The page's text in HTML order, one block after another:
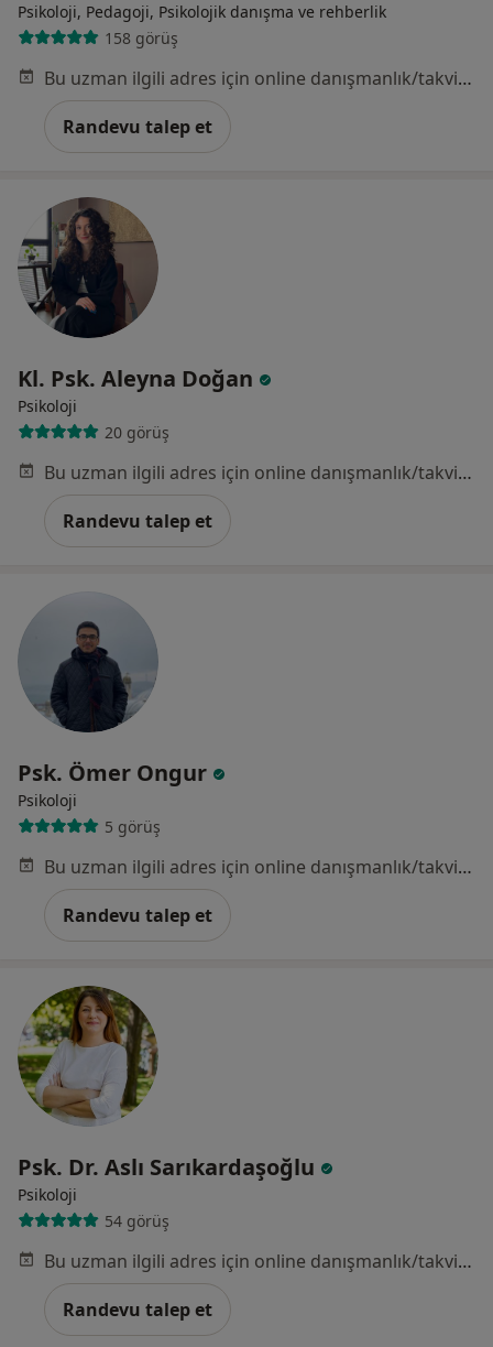
Psikoloji, Pedagoji, Psikolojik danışma ve rehberlik
158 görüş
Bu uzman ilgili adres için online danışmanlık/takvim sunmuyor.
Randevu talep et
Kl. Psk. Aleyna Doğan
Psikoloji
20 görüş
Bu uzman ilgili adres için online danışmanlık/takvim sunmuyor.
Randevu talep et
Psk. Ömer Ongur
Psikoloji
5 görüş
Bu uzman ilgili adres için online danışmanlık/takvim sunmuyor.
Randevu talep et
Psk. Dr. Aslı Sarıkardaşoğlu
Psikoloji
54 görüş
Bu uzman ilgili adres için online danışmanlık/takvim sunmuyor.
Randevu talep et